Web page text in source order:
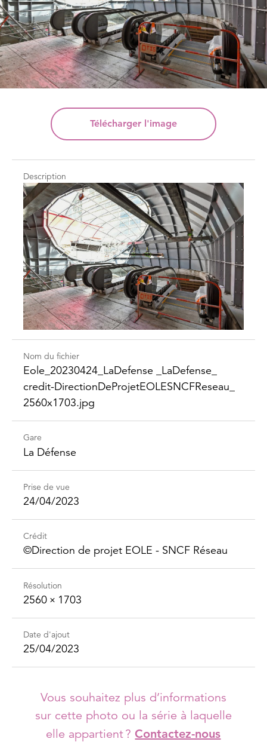
Télécharger l'image
Description
Nom du fichier
Eole_​20230424_​LaDefense _​LaDefense_​
credit-​Direction​DeProjet​EOLESNCFReseau_​
2560x1703.jpg
Gare
La Défense
Prise de vue
24/04/2023
Crédit
©Direction de projet EOLE - SNCF Réseau
Résolution
2560 × 1703
Date d'ajout
25/04/2023
Vous souhaitez plus d’informations
sur cette photo ou la série à laquelle
elle appartient ? Contactez-nous